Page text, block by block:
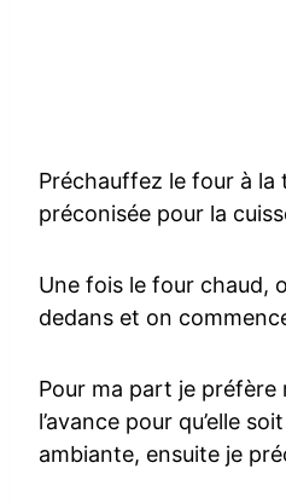
Préchauffez le four à la
préconisée pour la
Une fois le four chaud,
dedans et on
Pour ma part je préfère
l’avance pour qu’elle
ambiante, ensuite je